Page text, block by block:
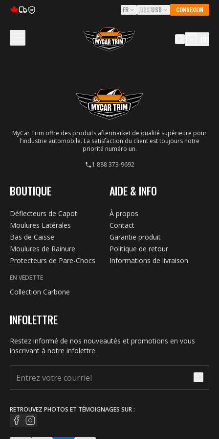
5Y FR 🇺🇸USD CONNEXION
MyCar Trim offre des produits aftermarket de qualité supérieure pour
l'industrie automobile. La satisfaction du client est toujours notre
priorité numéro un.
1 888 373-9692
BOUTIQUE
Déflecteurs de Capot
Moulures Latérales
Bas de Caisse
Moulures de Rainure
Protecteurs de Pare-Chocs
EN VEDETTE
Collection Carbone
AIDE & INFO
À propos
Contact
Garantie produit
Politique de retour
Informations de livraison
INFOLETTRE
Restez informé de nos nouveautés et promotions en vous
inscrivant à notre infolettre.
RETROUVEZ PHOTOS ET TÉMOIGNAGES SUR :